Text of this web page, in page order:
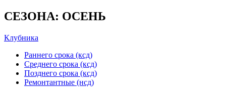
СЕЗОНА: ОСЕНЬ
Клубника
Раннего срока (ксд)
Среднего срока (ксд)
Позднего срока (ксд)
Ремонтантные (нсд)